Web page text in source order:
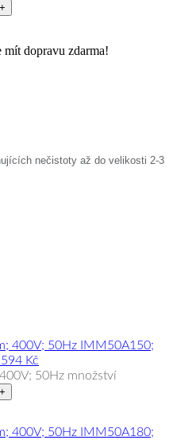
+
mít dopravu zdarma!
nečistoty až do velikosti 2-3
IMM50A150;
Kč
50Hz množství
+
IMM50A180;